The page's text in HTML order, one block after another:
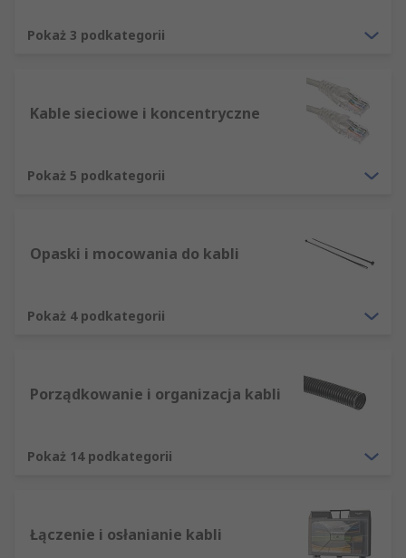
Kable i przewody są szeroko stosowane do
Dostarczamy szeroką gamę kabli i przewodów w
Pokaż 3 podkategorii
Kable sieciowe i koncentryczne
Pokaż 5 podkategorii
Opaski i mocowania do kabli
Pokaż 4 podkategorii
Porządkowanie i organizacja kabli
Pokaż 14 podkategorii
Łączenie i osłanianie kabli